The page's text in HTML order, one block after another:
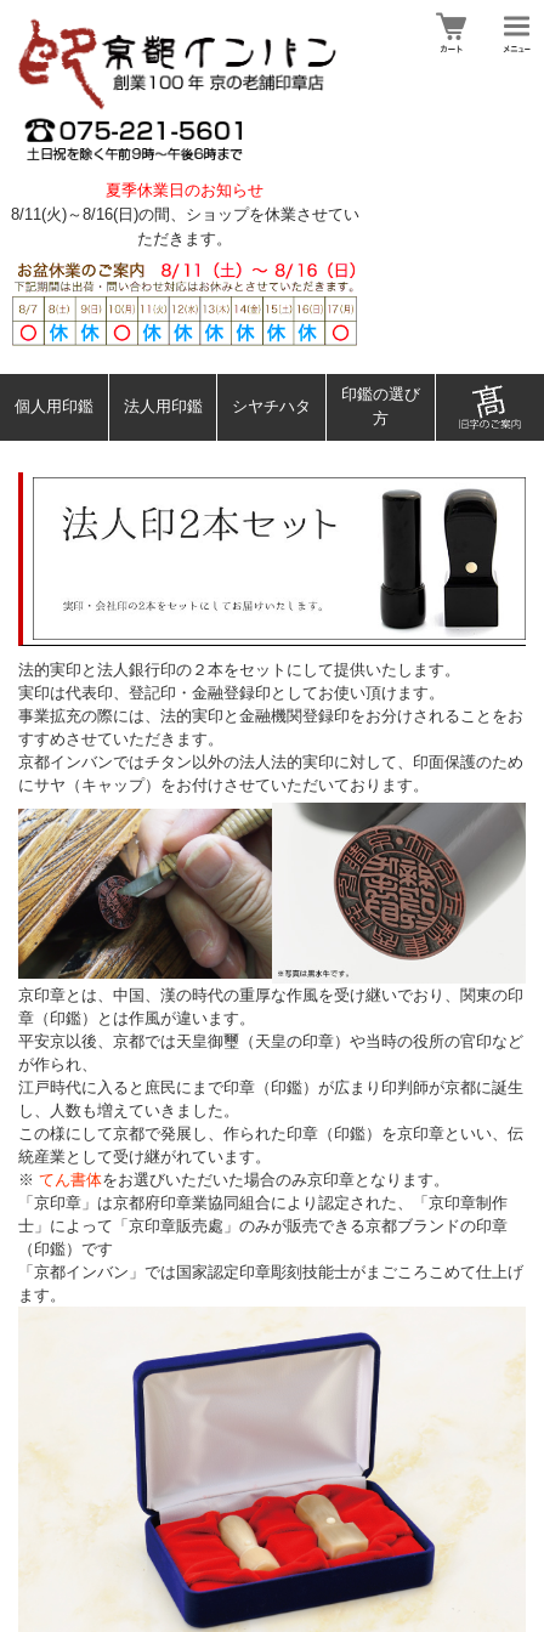
夏季休業日のお知らせ
8/11(火)～8/16(日)の間、ショップを休業させてい
ただきます。
個人用印鑑 法人用印鑑 シヤチハタ
印鑑の選び
方
法的実印と法人銀行印の２本をセットにして提供いたします。
実印は代表印、登記印・金融登録印としてお使い頂けます。
事業拡充の際には、法的実印と金融機関登録印をお分けされることをお
すすめさせていただきます。
京都インバンではチタン以外の法人法的実印に対して、印面保護のため
にサヤ（キャップ）をお付けさせていただいております。
京印章とは、中国、漢の時代の重厚な作風を受け継いでおり、関東の印
章（印鑑）とは作風が違います。
平安京以後、京都では天皇御璽（天皇の印章）や当時の役所の官印など
が作られ、
江戸時代に入ると庶民にまで印章（印鑑）が広まり印判師が京都に誕生
し、人数も増えていきました。
この様にして京都で発展し、作られた印章（印鑑）を京印章といい、伝
統産業として受け継がれています。
※ てん書体をお選びいただいた場合のみ京印章となります。
「京印章」は京都府印章業協同組合により認定された、「京印章制作
士」によって「京印章販売處」のみが販売できる京都ブランドの印章
（印鑑）です
「京都インバン」では国家認定印章彫刻技能士がまごころこめて仕上げ
ます。